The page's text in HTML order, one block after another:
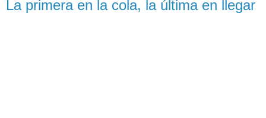
La primera en la cola, la última en llegar